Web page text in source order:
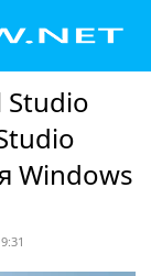
Studio
Windows